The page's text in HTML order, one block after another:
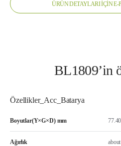
ÜRÜN DETAYLARI İÇİN E-
BL1809’in
Özellikler_Acc_Batarya
Boyutlar(Y×G×D) mm
Ağırlık